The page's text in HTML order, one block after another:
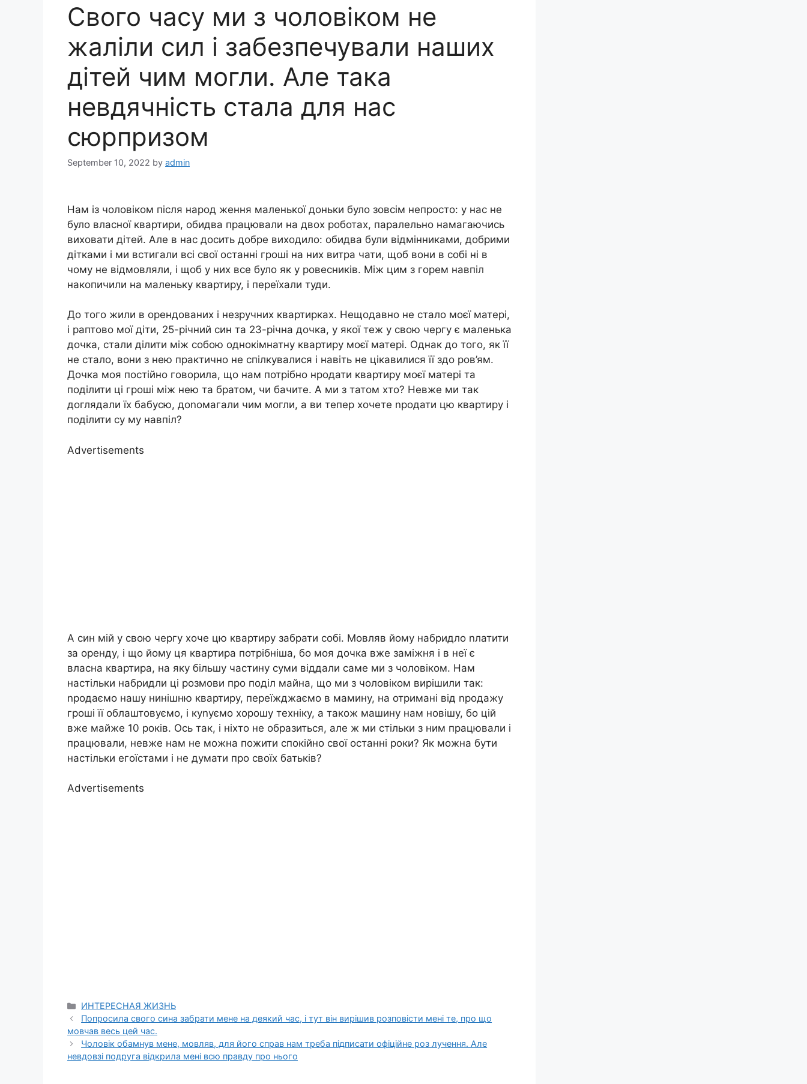
Свого часу ми з чоловіком не
жаліли сил і забезпечували наших
дітей чим могли. Але така
невдячність стала для нас
сюрпризом
September 10, 2022 by admin
Нам із чоловіком після народ ження маленької доньки було зовсім непросто: у нас не
було власної квартири, обидва працювали на двох роботах, паралельно намагаючись
виховати дітей. Але в нас досить добре виходило: обидва були відмінниками, добрими
дітками і ми встигали всі свої останні гроші на них витра чати, щоб вони в собі ні в
чому не відмовляли, і щоб у них все було як у ровесників. Між цим з горем навпіл
накопичили на маленьку квартиру, і переїхали туди.
До того жили в орендованих і незручних квартирках. Нещодавно не стало моєї матері,
і раптово мої діти, 25-річний син та 23-річна дочка, у якої теж у свою чергу є маленька
дочка, стали ділити між собою однокімнатну квартиру моєї матері. Однак до того, як її
не стало, вони з нею практично не спілкувалися і навіть не цікавилися її здо ров’ям.
Дочка моя постійно говорила, що нам потрібно нродати квартиру моєї матері та
поділити ці гроші між нею та братом, чи бачите. А ми з татом хто? Невже ми так
доглядали їх бабусю, доnомагали чим могли, а ви тепер хочете nродати цю квартиру і
поділити су му навпіл?
Advertisements
А син мій у свою чергу хоче цю квартиру забрати собі. Мовляв йому набридло nлатити
за оренду, і що йому ця квартира потрібніша, бо моя дочка вже заміжня і в неї є
власна квартира, на яку більшу частину суми віддали саме ми з чоловіком. Нам
настільки набридли ці розмови про поділ майна, що ми з чоловіком вирішили так:
nродаємо нашу нинішню квартиру, переїжджаємо в мамину, на отримані від nродажу
гроші її облаштовуємо, і куnуємо хорошу техніку, а також машину нам новішу, бо цій
вже майже 10 років. Ось так, і ніхто не образиться, але ж ми стільки з ним працювали і
працювали, невже нам не можна пожити спокійно свої останні роки? Як можна бути
настільки егоїстами і не думати про своїх батьків?
Advertisements
Categories
ИНТЕРЕСНАЯ ЖИЗНЬ
Попросила свого сина забрати мене на деякий час, і тут він вирішив розповісти мені те, про що
мовчав весь цей час.
Чоловік обамнув мене, мовляв, для його справ нам треба підписати офіційне роз лучення. Але
невдовзі подруга відкрила мені всю правду про нього